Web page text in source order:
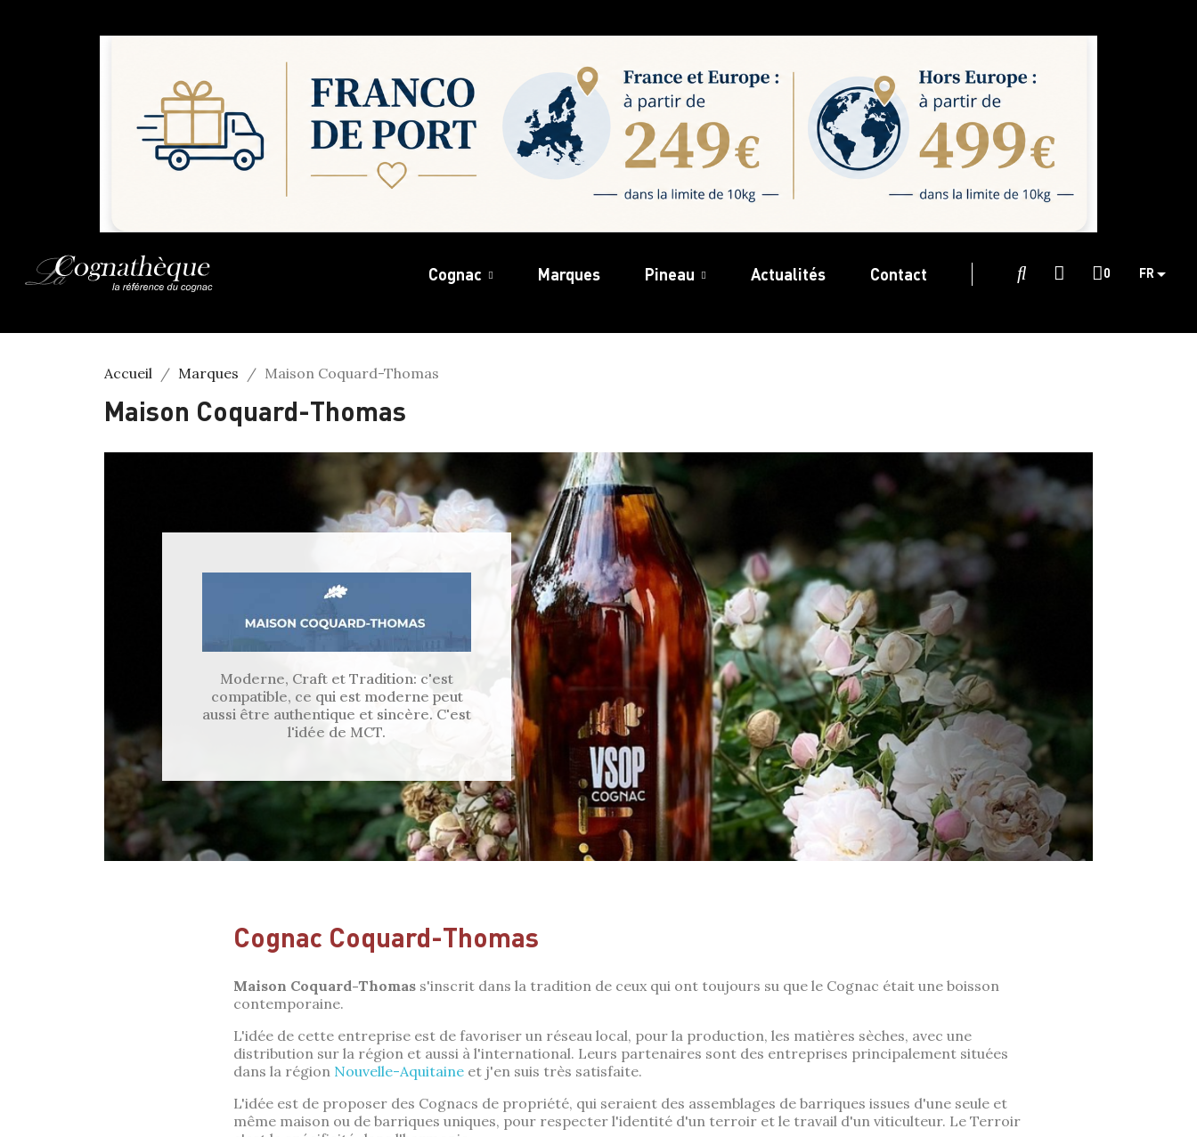
Cognac Marques Pineau Actualités Contact 0 FR
Accueil Marques Maison Coquard-Thomas
Maison Coquard-Thomas
Moderne, Craft et Tradition: c'est
compatible, ce qui est moderne peut
aussi être authentique et sincère. C'est
l'idée de MCT.
Cognac Coquard-Thomas
Maison Coquard-Thomas s'inscrit dans la tradition de ceux qui ont toujours su que le Cognac était une boisson
contemporaine.
L'idée de cette entreprise est de favoriser un réseau local, pour la production, les matières sèches, avec une
distribution sur la région et aussi à l'international. Leurs partenaires sont des entreprises principalement situées
dans la région Nouvelle-Aquitaine et j'en suis très satisfaite.
L'idée est de proposer des Cognacs de propriété, qui seraient des assemblages de barriques issues d'une seule et
même maison ou de barriques uniques, pour respecter l'identité d'un terroir et le travail d'un viticulteur. Le Terroir